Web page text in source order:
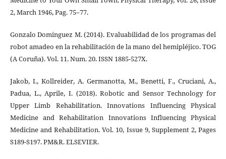
2, March 1946, Pag. 75–77.
Gonzalo Dominguez M. (2014). Evaluabilidad de los programas del
robot amadeo en la rehabilitación de la mano del hemipléjico. TOG
(A Coruña). Vol. 11. Num. 20. ISSN 1885-527X.
Jakob, I., Kollreider, A. Germanotta, M., Benetti, F., Cruciani, A.,
Padua, L., Aprile, I. (2018). Robotic and Sensor Technology for
Upper Limb Rehabilitation. Innovations Influencing Physical
Medicine and Rehabilitation Innovations Influencing Physical
Medicine and Rehabilitation. Vol. 10, Issue 9, Supplement 2, Pages
S189-S197. PM&R. ELSEVIER.